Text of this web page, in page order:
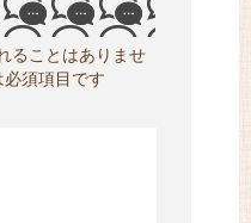
ることはありませ
須項目です